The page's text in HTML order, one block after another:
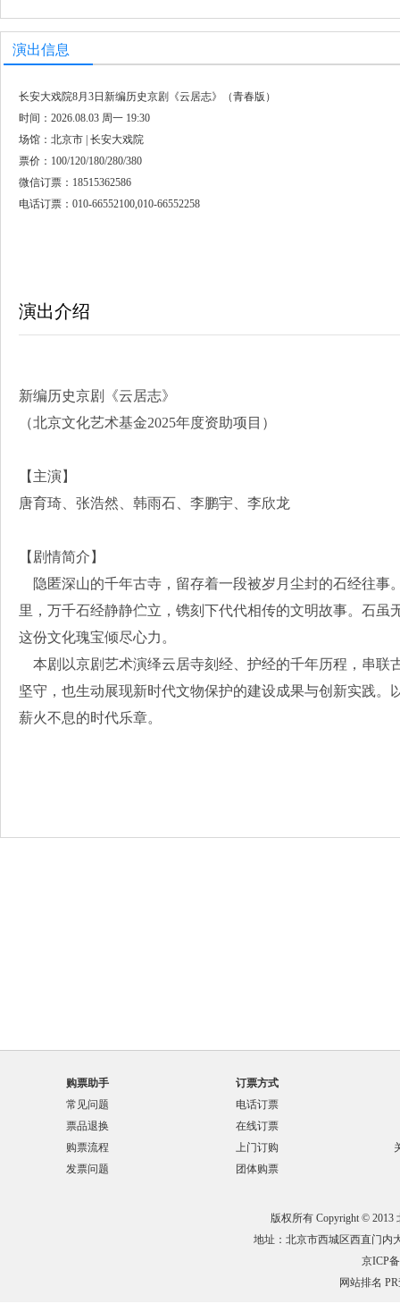
演出信息
长安大戏院8月3日新编历史京剧《云居志》（青春版）
时间：2026.08.03 周一 19:30
场馆：北京市 | 长安大戏院
票价：100/120/180/280/380
微信订票：18515362586
电话订票：010-66552100,010-66552258
演出介绍
新编历史京剧《云居志》
（北京文化艺术基金2025年度资助项目）
【主演】
唐育琦、张浩然、韩雨石、李鹏宇、李欣龙
【剧情简介】
隐匿深山的千年古寺，留存着一段被岁月尘封的石经往事
里，万千石经静静伫立，镌刻下代代相传的文明故事。石虽
这份文化瑰宝倾尽心力。
本剧以京剧艺术演绎云居寺刻经、护经的千年历程，串联
坚守，也生动展现新时代文物保护的建设成果与创新实践。
薪火不息的时代乐章。
购票助手
常见问题
票品退换
购票流程
发票问题
订票方式
电话订票
在线订票
上门订购
团体购票
版权所有 Copyright © 2013
地址：北京市西城区西直门内
京ICP
网站排名